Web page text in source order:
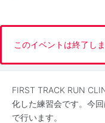
このイベントは終了しま
FIRST TRACK RUN
化した練習会です。今
で行います。